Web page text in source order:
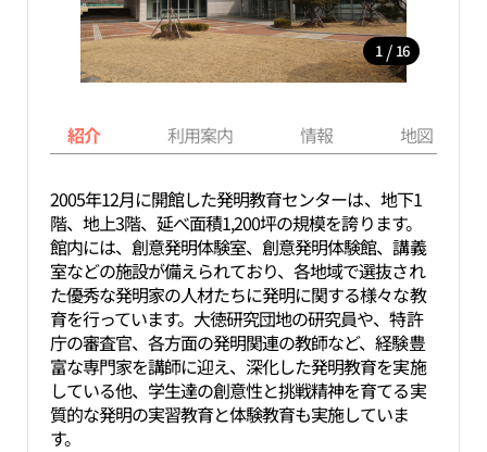
1 / 16
紹介 利用案内 情報 地図
2005年12月に開館した発明教育センターは、地下1
階、地上3階、延べ面積1,200坪の規模を誇ります。
館内には、創意発明体験室、創意発明体験館、講義
室などの施設が備えられており、各地域で選抜され
た優秀な発明家の人材たちに発明に関する様々な教
育を行っています。大徳研究団地の研究員や、特許
庁の審査官、各方面の発明関連の教師など、経験豊
富な専門家を講師に迎え、深化した発明教育を実施
している他、学生達の創意性と挑戦精神を育てる実
質的な発明の実習教育と体験教育も実施していま
す。